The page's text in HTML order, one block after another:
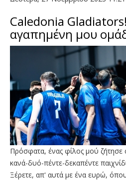
Caledonia
αγαπημένη μου
Πρόσφατα, ένας φίλος μού
κανά-δυό-πέντε-δεκαπέντε
Ξέρετε, απ' αυτά με ένα ευρώ,